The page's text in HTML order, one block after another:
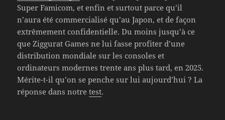
Super Famicom, et enfin et surtout parce qu’il
n’aura été commercialisé qu’au Japon, et de façon
extrêmement confidentielle. Du moins jusqu’à ce
que Ziggurat Games ne lui fasse profiter d’une
distribution mondiale sur les consoles et
ordinateurs modernes trente ans plus tard, en 2025.
Mérite-t-il qu’on se penche sur lui aujourd’hui ? La
réponse dans notretest.